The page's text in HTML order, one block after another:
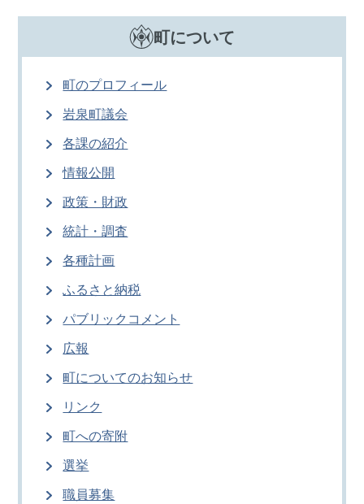
町について
町のプロフィール
岩泉町議会
各課の紹介
情報公開
政策・財政
統計・調査
各種計画
ふるさと納税
パブリックコメント
広報
町についてのお知らせ
リンク
町への寄附
選挙
職員募集